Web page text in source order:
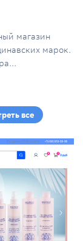
магазин
марок.
все